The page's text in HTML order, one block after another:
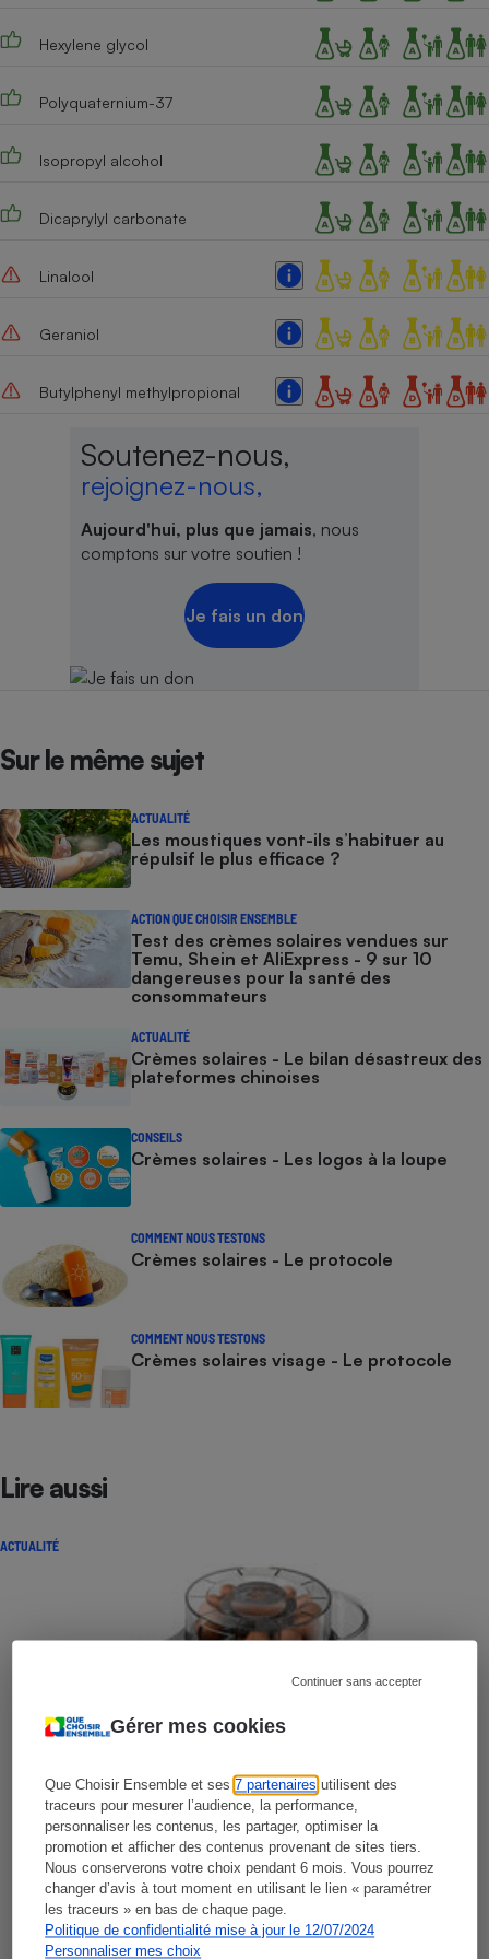
Gérer mes cookies
Que Choisir Ensemble et ses7 partenaires utilisent des
traceurs pour mesurer l’audience, la performance,
personnaliser les contenus, les partager, optimiser la
promotion et afficher des contenus provenant de sites tiers.
Nous conserverons votre choix pendant 6 mois. Vous pourrez
changer d’avis à tout moment en utilisant le lien « paramétrer
les traceurs » en bas de chaque page.
Politique de confidentialité mise à jour le 12/07/2024
Personnaliser mes choix
Continuer sans accepter
Hexylene glycol
Polyquaternium-37
Isopropyl alcohol
Dicaprylyl carbonate
Linalool
Geraniol
Butylphenyl methylpropional
Soutenez-nous,
rejoignez-nous,
Aujourd'hui, plus que jamais, nous
comptons sur votre soutien !
Je fais un don
Sur le même sujet
ACTUALITÉ
Les moustiques vont-ils s’habituer au
répulsif le plus efficace ?
ACTION QUE CHOISIR ENSEMBLE
Test des crèmes solaires vendues sur
Temu, Shein et AliExpress - 9 sur 10
dangereuses pour la santé des
consommateurs
ACTUALITÉ
Crèmes solaires - Le bilan désastreux des
plateformes chinoises
CONSEILS
Crèmes solaires - Les logos à la loupe
COMMENT NOUS TESTONS
Crèmes solaires - Le protocole
COMMENT NOUS TESTONS
Crèmes solaires visage - Le protocole
Lire aussi
ACTUALITÉ